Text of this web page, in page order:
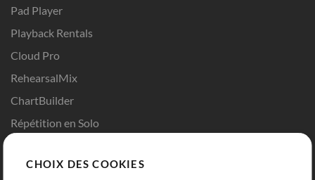
Pad Player
Playback Rentals
Cloud Pro
RehearsalMix
ChartBuilder
Répétition en Solo
Modèles ProPresenter
CHOIX DES COOKIES